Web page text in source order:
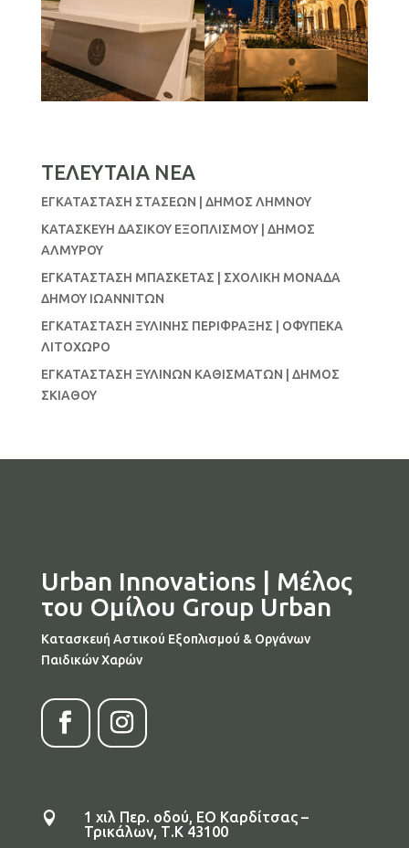
ΤΕΛΕΥΤΑΙΑ ΝΕΑ
ΕΓΚΑΤΑΣΤΑΣΗ ΣΤΑΣΕΩΝ | ΔΗΜΟΣ ΛΗΜΝΟΥ
ΚΑΤΑΣΚΕΥΗ ΔΑΣΙΚΟΥ ΕΞΟΠΛΙΣΜΟΥ | ΔΗΜΟΣ
ΑΛΜΥΡΟΥ
ΕΓΚΑΤΑΣΤΑΣΗ ΜΠΑΣΚΕΤΑΣ | ΣΧΟΛΙΚΗ ΜΟΝΑΔΑ
ΔΗΜΟΥ ΙΩΑΝΝΙΤΩΝ
ΕΓΚΑΤΑΣΤΑΣΗ ΞΥΛΙΝΗΣ ΠΕΡΙΦΡΑΞΗΣ | ΟΦΥΠΕΚΑ
ΛΙΤΟΧΩΡΟ
ΕΓΚΑΤΑΣΤΑΣΗ ΞΥΛΙΝΩΝ ΚΑΘΙΣΜΑΤΩΝ | ΔΗΜΟΣ
ΣΚΙΑΘΟΥ
Urban Innovations | Μέλος
του Ομίλου Group Urban
Κατασκευή Αστικού Εξοπλισμού & Οργάνων
Παιδικών Χαρών

1 χιλ Περ. οδού, ΕΟ Καρδίτσας –
Τρικάλων, Τ.Κ 43100